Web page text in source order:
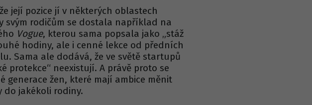
její pozice jí v některých oblastech
svým rodičům se dostala například na
Vogue, kterou sama popsala jako „stáž
hodiny, ale i cenné lekce od předních
Sama ale dodává, že ve světě startupů
protekce“ neexistují. A právě proto se
generace žen, které mají ambice měnit
do jakékoli rodiny.